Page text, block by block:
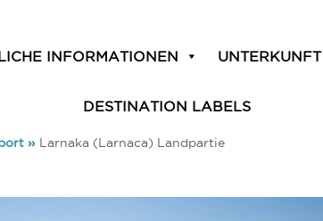
INFORMATIONEN UNTERKUNFT
DESTINATION LABELS
» Larnaka (Larnaca) Landpartie